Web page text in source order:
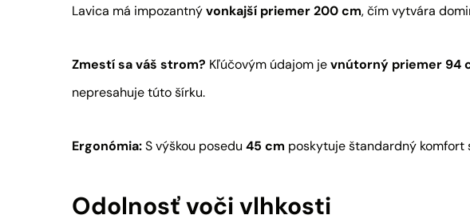
Lavica má impozantnývonkajší priemer 200 cm, čím vytvára
Zmestí sa váš strom? Kľúčovým údajom jevnútorný priemer 94
nepresahuje túto šírku.
Ergonómia:S výškou posedu 45 cm poskytuje štandardný komfort
Odolnosť voči vlhkosti